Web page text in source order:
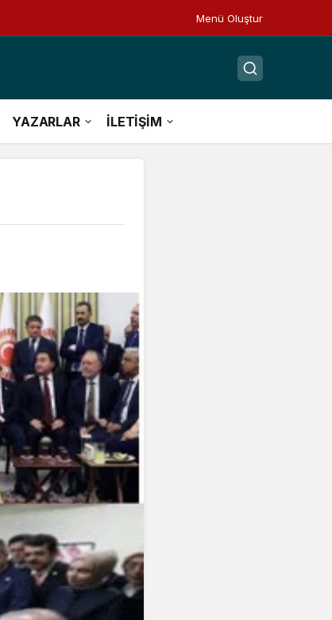
Menü Oluştur
YAZARLAR İLETİŞİM